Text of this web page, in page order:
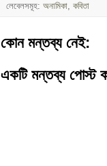
লেবেলসমূহ: অনামিকা কবিতা
কোন মন্তব্য নেই:
একটি মন্তব্য পোস্ট